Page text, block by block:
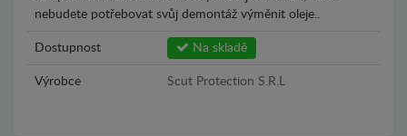
nebudete potřebovat svůj demontáž výměnit oleje..
Dostupnost Na skladě
Výrobce Scut Protection S.R.L